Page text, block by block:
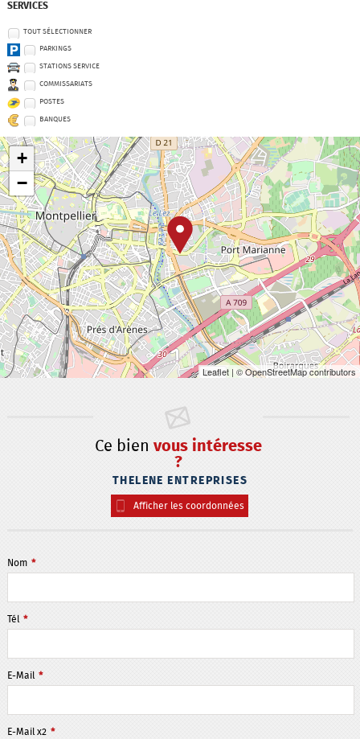
SERVICES
TOUT SÉLECTIONNER
PARKINGS
STATIONS SERVICE
COMMISSARIATS
POSTES
BANQUES
+
−
Leaflet | © OpenStreetMap contributors
Ce bien vous intéresse
?
THELENE ENTREPRISES
Afficher les coordonnées
Nom *
Tél *
E-Mail *
E-Mail x2 *